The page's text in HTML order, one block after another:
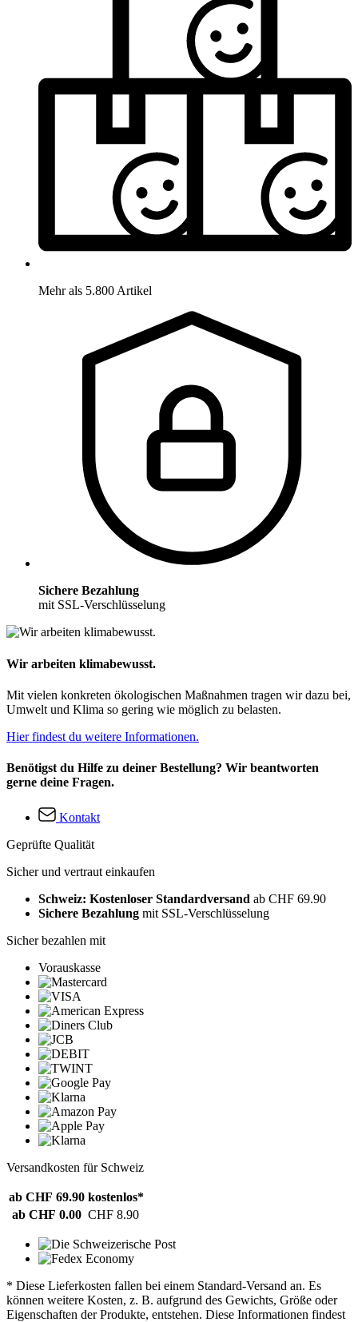
Mehr als 5.800 Artikel
Sichere Bezahlung
mit SSL-Verschlüsselung
Wir arbeiten klimabewusst.
Mit vielen konkreten ökologischen Maßnahmen tragen wir dazu bei,
Umwelt und Klima so gering wie möglich zu belasten.
Hier findest du weitere Informationen.
Benötigst du Hilfe zu deiner Bestellung? Wir beantworten
gerne deine Fragen.
Kontakt
Geprüfte Qualität
Sicher und vertraut einkaufen
Schweiz: Kostenloser Standardversand ab CHF 69.90
Sichere Bezahlung mit SSL-Verschlüsselung
Sicher bezahlen mit
Vorauskasse
Versandkosten für Schweiz
ab CHF 69.90 kostenlos*
ab CHF 0.00 CHF 8.90
* Diese Lieferkosten fallen bei einem Standard-Versand an. Es
können weitere Kosten, z. B. aufgrund des Gewichts, Größe oder
Eigenschaften der Produkte, entstehen. Diese Informationen findest